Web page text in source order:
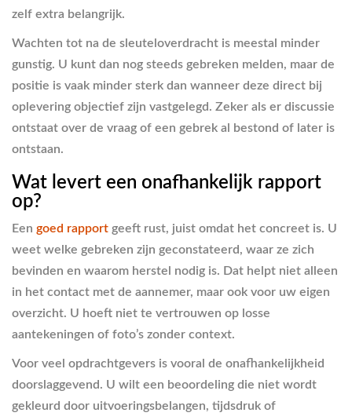
zelf extra belangrijk.
Wachten tot na de sleuteloverdracht is meestal minder
gunstig. U kunt dan nog steeds gebreken melden, maar de
positie is vaak minder sterk dan wanneer deze direct bij
oplevering objectief zijn vastgelegd. Zeker als er discussie
ontstaat over de vraag of een gebrek al bestond of later is
ontstaan.
Wat levert een onafhankelijk rapport
op?
Een goed rapport geeft rust, juist omdat het concreet is. U
weet welke gebreken zijn geconstateerd, waar ze zich
bevinden en waarom herstel nodig is. Dat helpt niet alleen
in het contact met de aannemer, maar ook voor uw eigen
overzicht. U hoeft niet te vertrouwen op losse
aantekeningen of foto’s zonder context.
Voor veel opdrachtgevers is vooral de onafhankelijkheid
doorslaggevend. U wilt een beoordeling die niet wordt
gekleurd door uitvoeringsbelangen, tijdsdruk of